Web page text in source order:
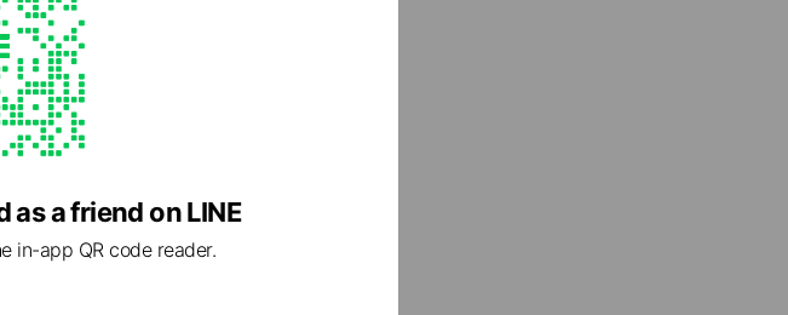
年 チェコスロバキア 宗教寛容令150周年記念金メダル
ダカットサイズ）【MS62】
as a friend on LINE
in-app QR code reader.